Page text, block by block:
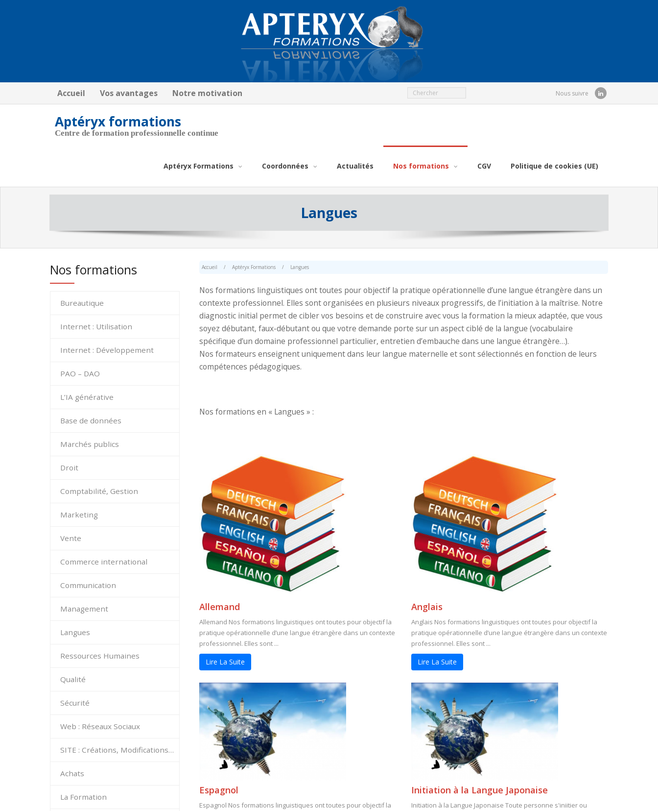
Accueil Vos avantages Notre motivation Nous suivre
Aptéryx formations
Centre de formation professionnelle continue
Aptéryx Formations Coordonnées Actualités Nos formations CGV Politique de cookies (UE)
Langues
Accueil / Aptéryx Formations / Langues
Nos formations linguistiques ont toutes pour objectif la pratique opérationnelle d’une langue étrangère dans un
contexte professionnel. Elles sont organisées en plusieurs niveaux progressifs, de l’initiation à la maîtrise. Notre
diagnostic initial permet de cibler vos besoins et de construire avec vous la formation la mieux adaptée, que vous
soyez débutant, faux-débutant ou que votre demande porte sur un aspect ciblé de la langue (vocabulaire
spécifique d’un domaine professionnel particulier, entretien d’embauche dans une langue étrangère…).
Nos formateurs enseignent uniquement dans leur langue maternelle et sont sélectionnés en fonction de leurs
compétences pédagogiques.
Nos formations en « Langues » :
Allemand
Allemand Nos formations linguistiques ont toutes pour objectif la
pratique opérationnelle d’une langue étrangère dans un contexte
professionnel. Elles sont ...
Lire La Suite
Anglais
Anglais Nos formations linguistiques ont toutes pour objectif la
pratique opérationnelle d’une langue étrangère dans un contexte
professionnel. Elles sont ...
Lire La Suite
Espagnol
Espagnol Nos formations linguistiques ont toutes pour objectif la
Initiation à la Langue Japonaise
Initiation à la Langue Japonaise Toute personne s'iniitier ou
Nos formations
Bureautique
Internet : Utilisation
Internet : Développement
PAO – DAO
L’IA générative
Base de données
Marchés publics
Droit
Comptabilité, Gestion
Marketing
Vente
Commerce international
Communication
Management
Langues
Ressources Humaines
Qualité
Sécurité
Web : Réseaux Sociaux
SITE : Créations, Modifications…
Achats
La Formation